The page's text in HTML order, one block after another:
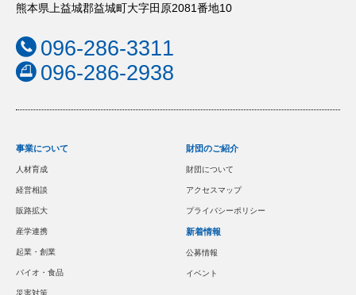
熊本県上益城郡益城町大字田原2081番地10
096-286-3311
096-286-2938
事業について
人材育成
経営相談
販路拡大
産学連携
起業・創業
バイオ・食品
災害対策
財団のご紹介
財団について
アクセスマップ
プライバシーポリシー
新着情報
公募情報
イベント